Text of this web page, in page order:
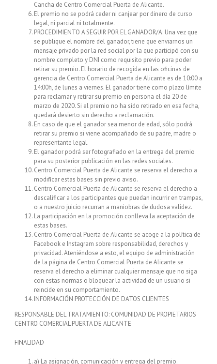
Cancha de Centro Comercial Puerta de Alicante.
El premio no se podrá ceder ni canjear por dinero de curso
legal, ni parcial ni totalmente.
PROCEDIMIENTO A SEGUIR POR EL GANADOR/A: Una vez que
se publique el nombre del ganador, tiene que enviarnos un
mensaje privado por la red social por la que participó con su
nombre completo y DNI como requisito previo para poder
retirar su premio. El horario de recogida en las oficinas de
gerencia de Centro Comercial Puerta de Alicante es de 10:00 a
14:00h, de lunes a viernes. El ganador tiene como plazo límite
para reclamar y retirar su premio en persona el día 20 de
marzo de 2020. Si el premio no ha sido retirado en esa fecha,
quedará desierto sin derecho a reclamación.
En caso de que el ganador sea menor de edad, sólo podrá
retirar su premio si viene acompañado de su padre, madre o
representante legal.
El ganador podrá ser fotografiado en la entrega del premio
para su posterior publicación en las redes sociales.
Centro Comercial Puerta de Alicante se reserva el derecho a
modificar estas bases sin previo aviso.
Centro Comercial Puerta de Alicante se reserva el derecho a
descalificar a los participantes que puedan incurrir en trampas,
o a nuestro juicio recurran a maniobras de dudosa validez.
La participación en la promoción conlleva la aceptación de
estas bases.
Centro Comercial Puerta de Alicante se acoge a la política de
Facebook e Instagram sobre responsabilidad, derechos y
privacidad. Ateniéndose a esto, el equipo de administración
de la página de Centro Comercial Puerta de Alicante se
reserva el derecho a eliminar cualquier mensaje que no siga
con estas normas o bloquear la actividad de un usuario si
reincide en su comportamiento.
INFORMACIÓN PROTECCIÓN DE DATOS CLIENTES
RESPONSABLE DEL TRATAMIENTO: COMUNIDAD DE PROPIETARIOS
CENTRO COMERCIAL PUERTA DE ALICANTE
FINALIDAD
a) La asignación, comunicación y entrega del premio.